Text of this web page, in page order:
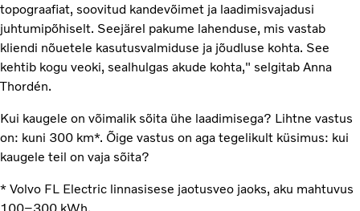
topograafiat, soovitud kandevõimet ja laadimisvajadusi
juhtumipõhiselt. Seejärel pakume lahenduse, mis vastab
kliendi nõuetele kasutusvalmiduse ja jõudluse kohta. See
kehtib kogu veoki, sealhulgas akude kohta," selgitab Anna
Thordén.
Kui kaugele on võimalik sõita ühe laadimisega? Lihtne vastus
on: kuni 300 km*. Õige vastus on aga tegelikult küsimus: kui
kaugele teil on vaja sõita?
* Volvo FL Electric linnasisese jaotusveo jaoks, aku mahtuvus